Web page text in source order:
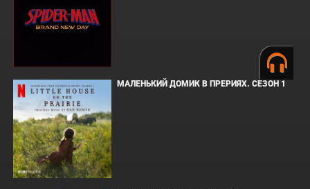
МАЛЕНЬКИЙ ДОМИК В ПРЕРИЯХ. СЕЗОН 1